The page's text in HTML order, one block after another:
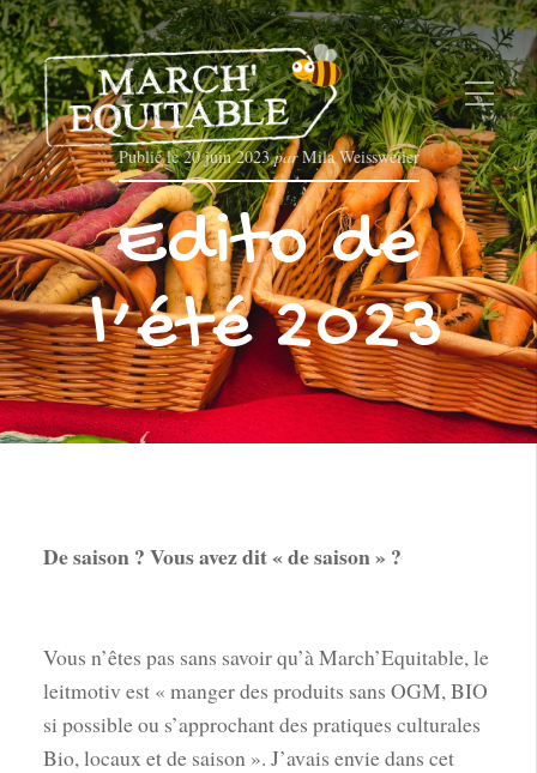
Publié le20 juin 2023parMila Weissweiler
Edito de
l’été 2023
De saison ? Vous avez dit « de saison » ?
Vous n’êtes pas sans savoir qu’à March’Equitable, le
leitmotiv est « manger des produits sans OGM, BIO
si possible ou s’approchant des pratiques culturales
Bio, locaux et de saison ». J’avais envie dans cet